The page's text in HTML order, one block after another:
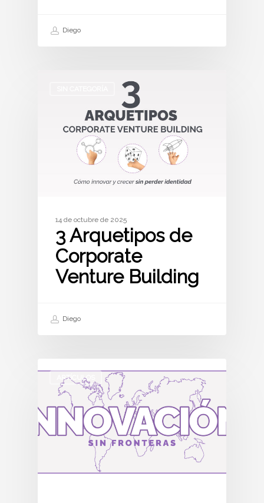
Diego
14 de octubre de 2025
3 Arquetipos de
Corporate
Venture Building
Diego
ARTÍCULOS